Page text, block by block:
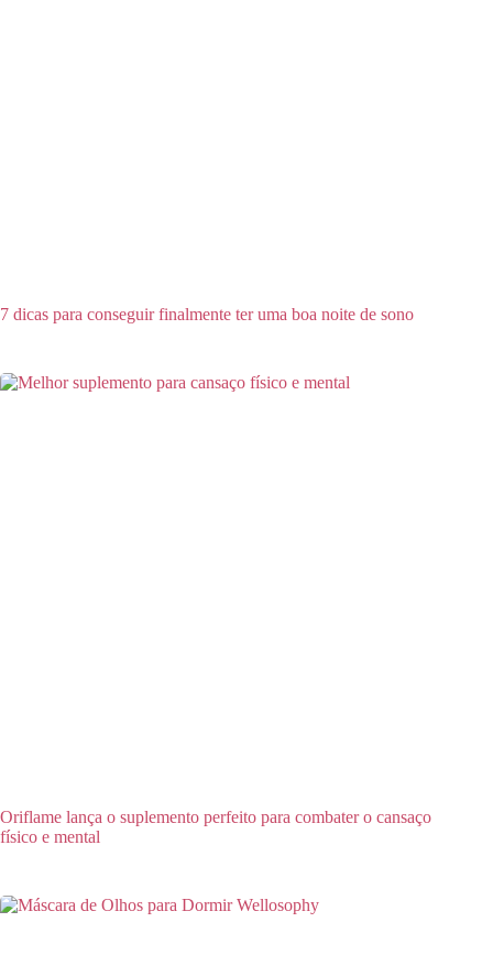
7 dicas para conseguir finalmente ter uma boa noite de sono
Oriflame lança o suplemento perfeito para combater o cansaço
físico e mental